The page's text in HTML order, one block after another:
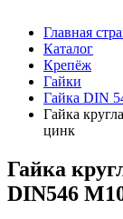
Главная
Каталог
Крепёж
Гайки
Гайка DIN
Гайка
цинк
Гайка
DIN546